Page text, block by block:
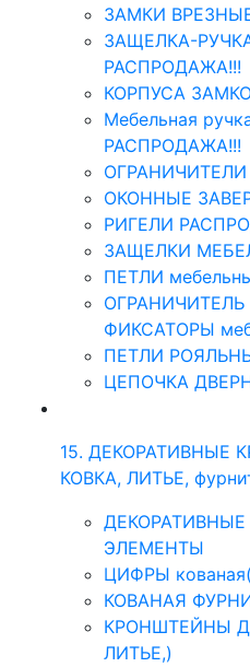
ЗАМКИ
ЗАЩЕЛКА-
РАСПРОДАЖА!!!
КОРПУСА
Мебельная
РАСПРОДАЖА!!!
ОГРАНИЧИТЕЛИ
ОКОННЫЕ
РИГЕЛИ
ЗАЩЕЛКИ
ПЕТЛИ
ОГРАНИЧИТЕЛЬ
ФИКСАТОРЫ
ПЕТЛИ
ЦЕПОЧКА
15. ДЕКОРАТИВНЫЕ
КОВКА, ЛИТЬЕ,
ЭЛЕМЕНТЫ
ЦИФРЫ
КОВАНАЯ
КРОНШТЕЙНЫ
ЛИТЬЕ,)